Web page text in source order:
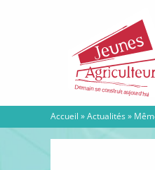
Agriculteurs
Accueil »Actualités»